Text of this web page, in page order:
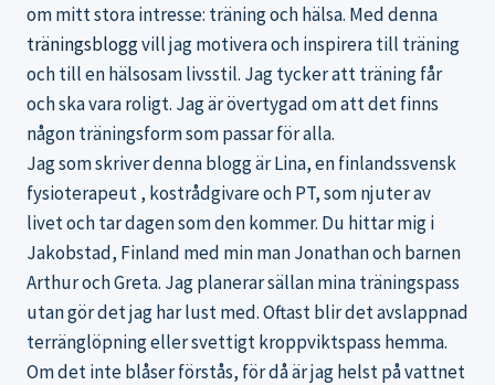
om mitt stora intresse: träning och hälsa. Med denna
träningsbloggvill jag motivera och inspirera till träning
och till en hälsosam livsstil. Jag tycker att träning får
och ska vara roligt. Jag är övertygad om att det finns
någon träningsform som passar för alla.
Jag som skriver denna blogg är Lina, en finlandssvensk
fysioterapeut , kostrådgivare och PT, som njuter av
livet och tar dagen som den kommer. Du hittar mig i
Jakobstad, Finland med min man Jonathan och barnen
Arthur och Greta. Jag planerar sällan mina träningspass
utan gör det jag har lust med. Oftast blir det avslappnad
terränglöpning eller svettigt kroppviktspass hemma.
Om det inte blåser förstås, för då är jag helst på vattnet